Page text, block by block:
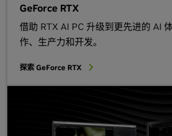
GeForce RTX
借助 RTX AI PC 升级到更先进的 AI
作、生产力和开发。
探索 GeForce RTX